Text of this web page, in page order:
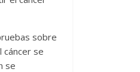
sobre
se
se